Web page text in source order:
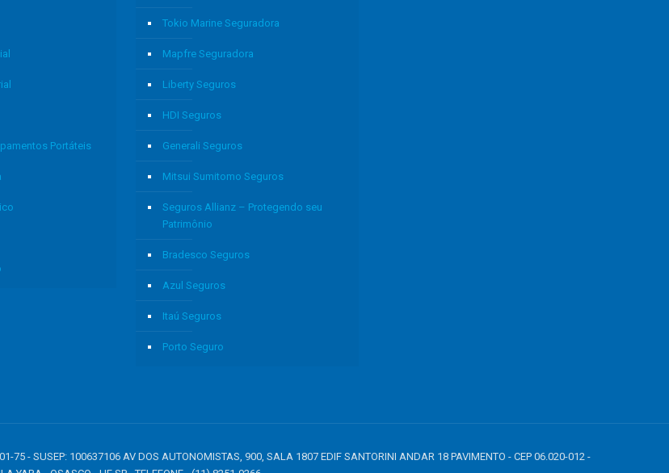
Portáteis
Tokio Marine Seguradora
Mapfre Seguradora
Liberty Seguros
HDI Seguros
Generali Seguros
Mitsui Sumitomo Seguros
Seguros Allianz – Protegendo seu
Patrimônio
Bradesco Seguros
Azul Seguros
Itaú Seguros
Porto Seguro
- SUSEP: 100637106 AV DOS AUTONOMISTAS, 900, SALA 1807 EDIF SANTORINI ANDAR 18 PAVIMENTO - CEP 06.020-012 -